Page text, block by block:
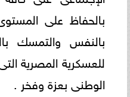
بالحفاظ على
بالنفس والتمسك
للعسكرية المصرية
الوطنى بعزة وفخر .